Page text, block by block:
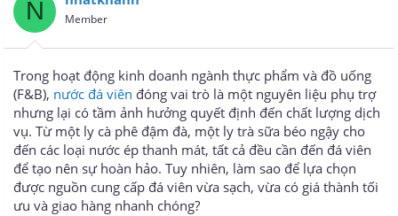
a
d
s
a
r
t
e
r
i
N Member
Trong hoạt động kinh doanh ngành thực phẩm và đồ uống
(F&B), nước đá viên đóng vai trò là một nguyên liệu phụ trợ
nhưng lại có tầm ảnh hưởng quyết định đến chất lượng dịch
vụ. Từ một ly cà phê đậm đà, một ly trà sữa béo ngậy cho
đến các loại nước ép thanh mát, tất cả đều cần đến đá viên
để tạo nên sự hoàn hảo. Tuy nhiên, làm sao để lựa chọn
được nguồn cung cấp đá viên vừa sạch, vừa có giá thành tối
ưu và giao hàng nhanh chóng?